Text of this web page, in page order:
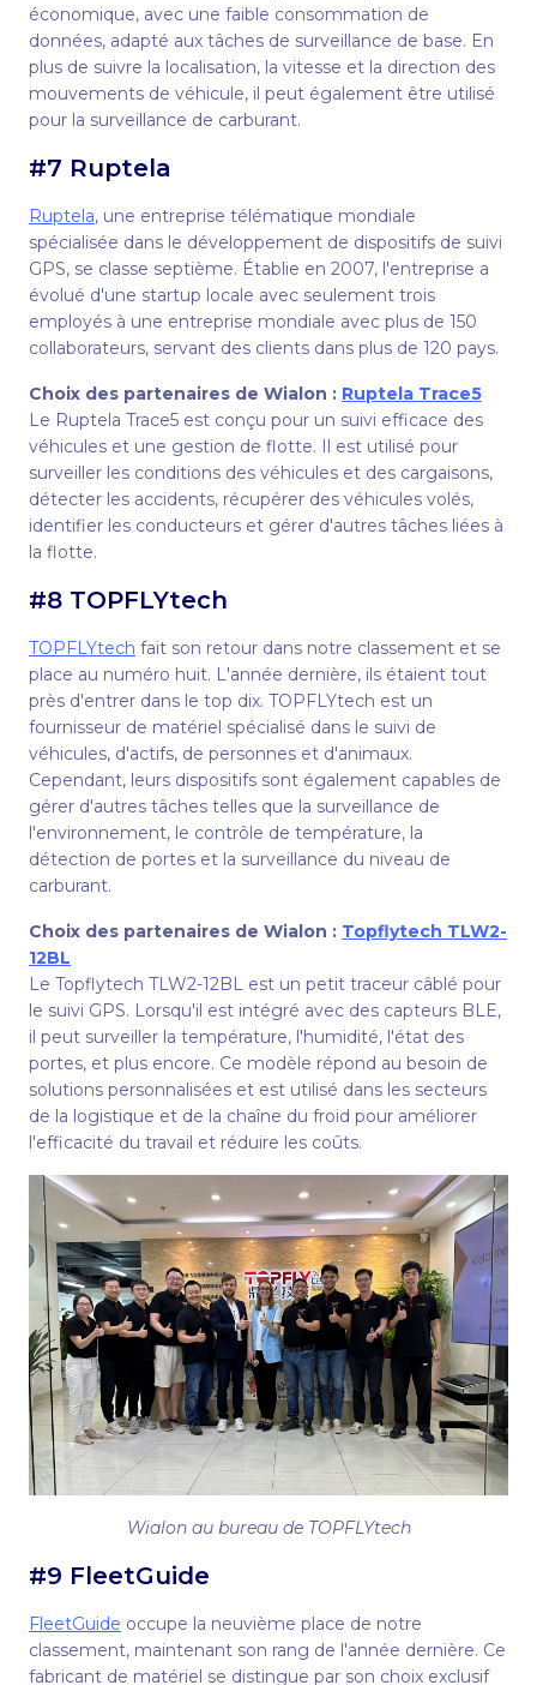
économique, avec une faible consommation de
données, adapté aux tâches de surveillance de base. En
plus de suivre la localisation, la vitesse et la direction des
mouvements de véhicule, il peut également être utilisé
pour la surveillance de carburant.
#7 Ruptela
Ruptela, une entreprise télématique mondiale
spécialisée dans le développement de dispositifs de suivi
GPS, se classe septième. Établie en 2007, l'entreprise a
évolué d'une startup locale avec seulement trois
employés à une entreprise mondiale avec plus de 150
collaborateurs, servant des clients dans plus de 120 pays.
Choix des partenaires de Wialon : Ruptela Trace5
Le Ruptela Trace5 est conçu pour un suivi efficace des
véhicules et une gestion de flotte. Il est utilisé pour
surveiller les conditions des véhicules et des cargaisons,
détecter les accidents, récupérer des véhicules volés,
identifier les conducteurs et gérer d'autres tâches liées à
la flotte.
#8 TOPFLYtech
TOPFLYtech fait son retour dans notre classement et se
place au numéro huit. L'année dernière, ils étaient tout
près d'entrer dans le top dix. TOPFLYtech est un
fournisseur de matériel spécialisé dans le suivi de
véhicules, d'actifs, de personnes et d'animaux.
Cependant, leurs dispositifs sont également capables de
gérer d'autres tâches telles que la surveillance de
l'environnement, le contrôle de température, la
détection de portes et la surveillance du niveau de
carburant.
Choix des partenaires de Wialon : Topflytech TLW2-
12BL
Le Topflytech TLW2-12BL est un petit traceur câblé pour
le suivi GPS. Lorsqu'il est intégré avec des capteurs BLE,
il peut surveiller la température, l'humidité, l'état des
portes, et plus encore. Ce modèle répond au besoin de
solutions personnalisées et est utilisé dans les secteurs
de la logistique et de la chaîne du froid pour améliorer
l'efficacité du travail et réduire les coûts.
Wialon au bureau de TOPFLYtech
#9 FleetGuide
FleetGuide occupe la neuvième place de notre
classement, maintenant son rang de l'année dernière. Ce
fabricant de matériel se distingue par son choix exclusif